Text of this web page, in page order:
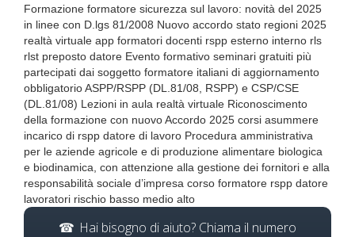
Formazione formatore sicurezza sul lavoro: novità del 2025
in linee con D.lgs 81/2008 Nuovo accordo stato regioni 2025
realtà virtuale app formatori docenti rspp esterno interno rls
rlst preposto datore Evento formativo seminari gratuiti più
partecipati dai soggetto formatore italiani di aggiornamento
obbligatorio ASPP/RSPP (DL.81/08, RSPP) e CSP/CSE
(DL.81/08) Lezioni in aula realtà virtuale Riconoscimento
della formazione con nuovo Accordo 2025 corsi asummere
incarico di rspp datore di lavoro Procedura amministrativa
per le aziende agricole e di produzione alimentare biologica
e biodinamica, con attenzione alla gestione dei fornitori e alla
responsabilità sociale d’impresa corso formatore rspp datore
lavoratori rischio basso medio alto
Hai bisogno di aiuto? Chiama il numero